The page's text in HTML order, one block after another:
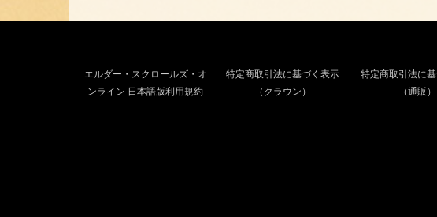
エルダー・スクロールズ・オ
ンライン 日本語版利用規約
特定商取引法に基づく表示
（クラウン）
特定商取引法に
（通販）